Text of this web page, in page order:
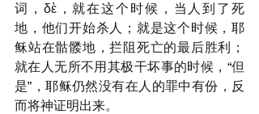
词，δὲ，就在这个时候，当人到了死
地，他们开始杀人；就是这个时候，耶
稣站在骷髅地，拦阻死亡的最后胜利；
就在人无所不用其极干坏事的时候，“但
是”，耶稣仍然没有在人的罪中有份，反
而将神证明出来。